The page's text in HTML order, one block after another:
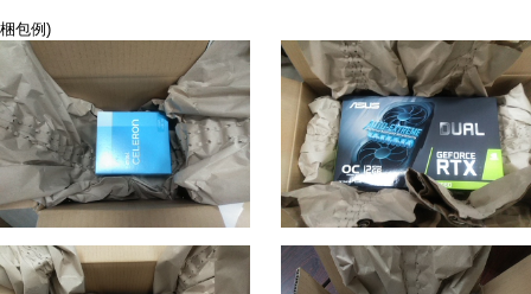
梱包例)